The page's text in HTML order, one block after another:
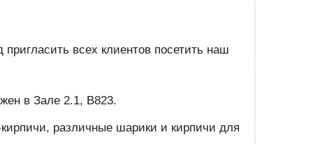
всех клиентов посетить наш
в Зале 2.1, B823.
различные шарики и кирпичи для